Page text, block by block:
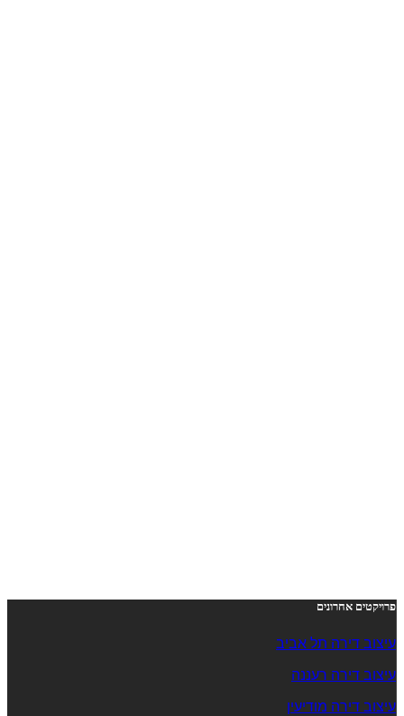
פרויקטים אחרונים
עיצוב דירה תל אביב
עיצוב דירה רעננה
עיצוב דירה מודיעין